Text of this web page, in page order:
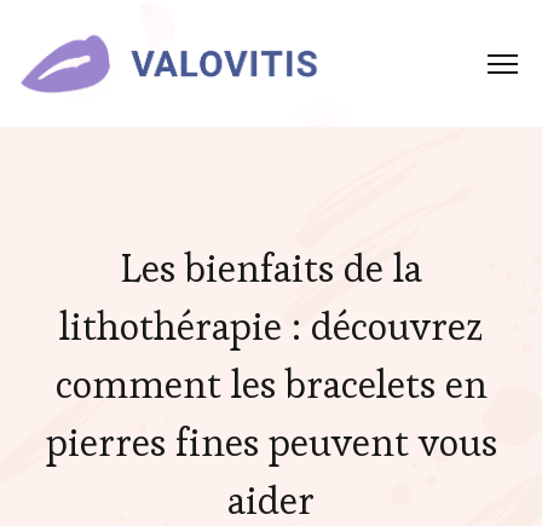
Les bienfaits de la
lithothérapie : découvrez
comment les bracelets en
pierres fines peuvent vous
aider